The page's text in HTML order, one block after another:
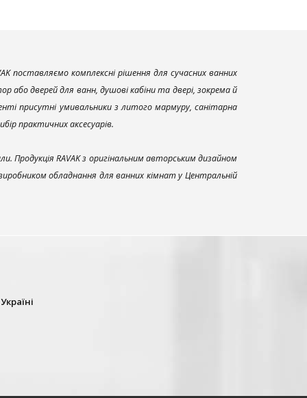
поставляємо комплексні рішення для сучасних ванних
або дверей для ванн, душові кабіни та двері, зокрема й
присутні умивальники з литого мармуру, санітарна
практичних аксесуарів.
Продукція RAVAK з оригінальним авторським дизайном
обладнання для ванних кімнат у Центральній